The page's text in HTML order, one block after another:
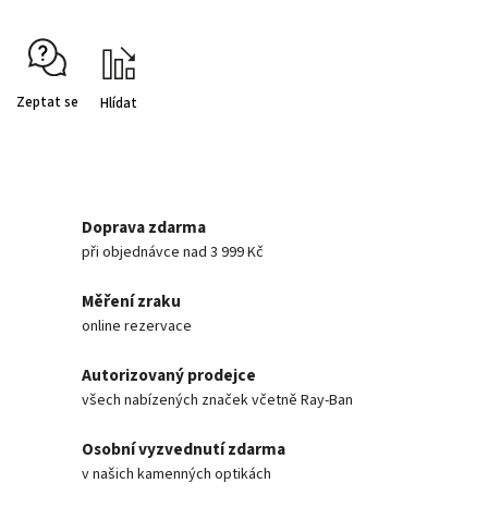
Zeptat se Hlídat
Doprava zdarma
při objednávce nad 3 999 Kč
Měření zraku
online rezervace
Autorizovaný prodejce
všech nabízených značek včetně Ray-Ban
Osobní vyzvednutí zdarma
v našich kamenných optikách